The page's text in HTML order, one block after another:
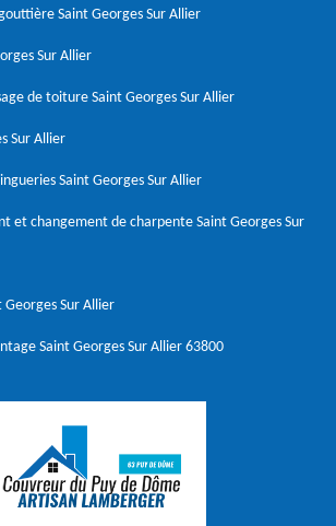
Saint Georges Sur Allier
Sur Allier
de toiture Saint Georges Sur Allier
Sur Allier
Saint Georges Sur Allier
et changement de charpente Saint Georges Sur
Sur Allier
Saint Georges Sur Allier 63800